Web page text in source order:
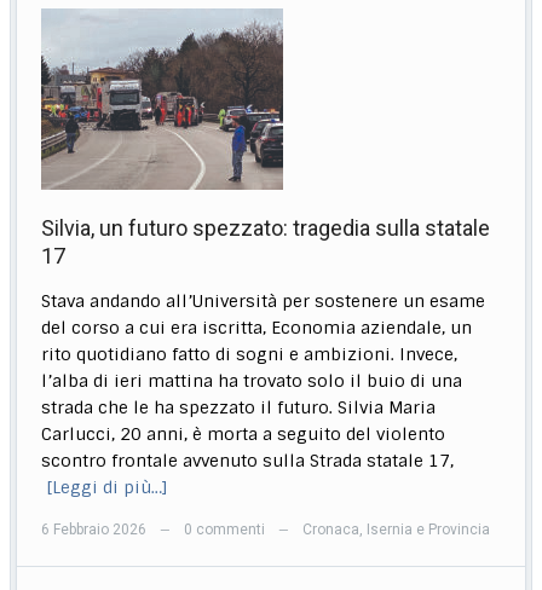
Silvia, un futuro spezzato: tragedia sulla statale
17
Stava andando all’Università per sostenere un esame
del corso a cui era iscritta, Economia aziendale, un
rito quotidiano fatto di sogni e ambizioni. Invece,
l’alba di ieri mattina ha trovato solo il buio di una
strada che le ha spezzato il futuro. Silvia Maria
Carlucci, 20 anni, è morta a seguito del violento
scontro frontale avvenuto sulla Strada statale 17,
[Leggi di più…]
6 Febbraio 2026 — 0 commenti — Cronaca Isernia e Provincia